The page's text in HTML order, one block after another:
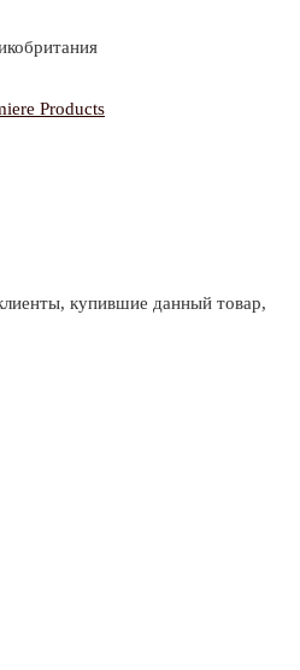
Products
купившие данный товар,